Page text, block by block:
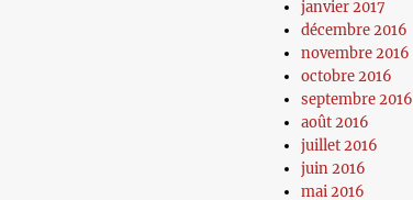
janvier 2017
décembre 2016
novembre 2016
octobre 2016
septembre 2016
août 2016
juillet 2016
juin 2016
mai 2016